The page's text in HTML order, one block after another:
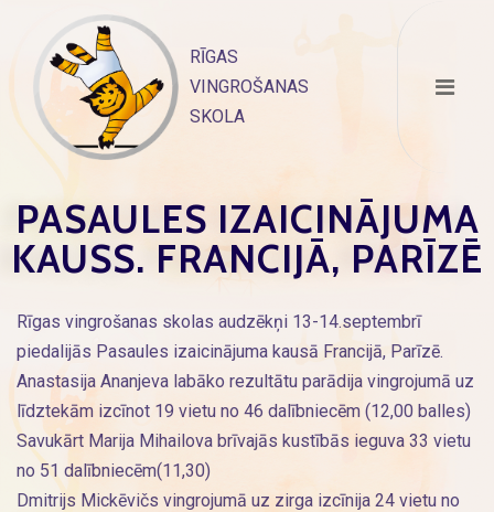
content
RĪGAS
VINGROŠANAS
SKOLA
PASAULES IZAICINĀJUMA
KAUSS. FRANCIJĀ, PARĪZĒ
Rīgas vingrošanas skolas audzēkņi 13-14.septembrī
piedalijās Pasaules izaicinājuma kausā Francijā, Parīzē.
Anastasija Ananjeva labāko rezultātu parādija vingrojumā uz
līdztekām izcīnot 19 vietu no 46 dalībniecēm (12,00 balles)
Savukārt Marija Mihailova brīvajās kustībās ieguva 33 vietu
no 51 dalībniecēm(11,30)
Dmitrijs Mickēvičs vingrojumā uz zirga izcīnija 24 vietu no